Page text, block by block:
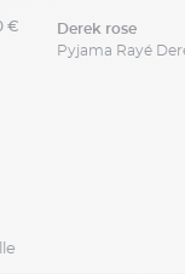
€ derek rose